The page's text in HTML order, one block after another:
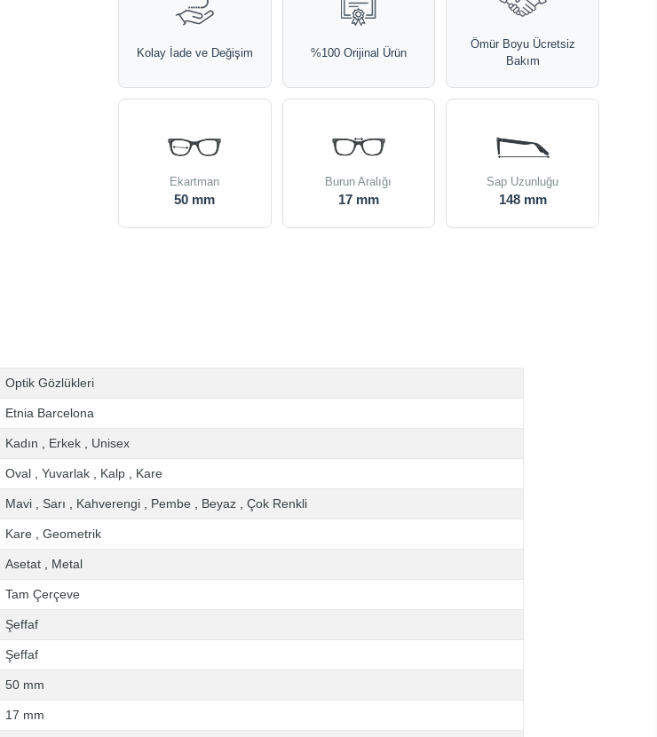
Kolay İade ve Değişim %100 Orijinal Ürün
Ömür Boyu Ücretsiz
Bakım
Ekartman
50 mm
Burun Aralığı
17 mm
Sap Uzunluğu
148 mm
Optik Gözlükleri
Etnia Barcelona
Kadın Erkek Unisex
Oval Yuvarlak Kalp Kare
Mavi Sarı Kahverengi Pembe Beyaz Çok Renkli
Kare Geometrik
Asetat Metal
Tam Çerçeve
Şeffaf
Şeffaf
50 mm
17 mm